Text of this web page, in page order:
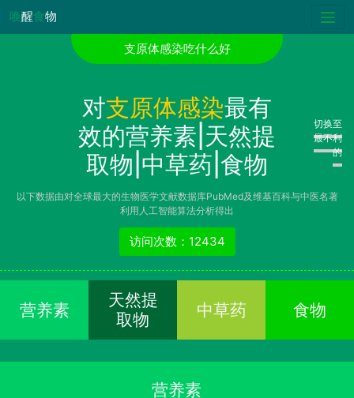
唤醒食物
支原体感染吃什么好
对支原体感染最有
效的营养素|天然提
取物|中草药|食物
切换至
最不利
的
以下数据由对全球最大的生物医学文献数据库PubMed及维基百科与中医名著
利用人工智能算法分析得出
访问次数：12434
营养素
天然提
取物
中草药 食物
营养素